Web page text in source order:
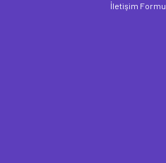
İletişim Formu